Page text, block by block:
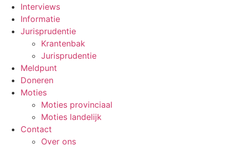
Interviews
Informatie
Jurisprudentie
Krantenbak
Jurisprudentie
Meldpunt
Doneren
Moties
Moties provinciaal
Moties landelijk
Contact
Over ons